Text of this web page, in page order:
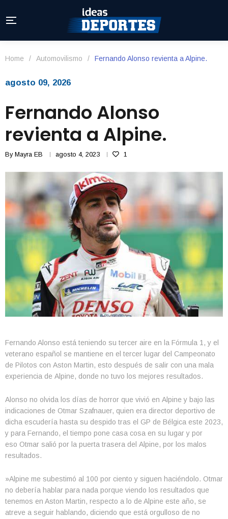
Home / Automovilismo / Fernando Alonso revienta a Alpine.
agosto 09, 2026
Fernando Alonso
revienta a Alpine.
By Mayra EB agosto 4, 2023 1
Fernando Alonso está teniendo su tercer aire en la Fórmula 1, y el
veterano español se mantiene en el tercer lugar del Campeonato
de Pilotos con Aston Martin, esto después de salir con una mala
experiencia de Alpine, donde no tuvo los mejores resultados.
Alonso no olvida los días de horror que vivió en Alpine y bajo las
indicaciones de Otmar Szafnauer, quien era director deportivo de
dicha escudería hasta su despido tras el GP de Bélgica este 2023,
y para Fernando, el tiempo pone casa cosa en su lugar y por
eso Otmar salió por la puerta trasera del Alpine, por los malos
resultados.
»Alpine me subestimó al 100 por ciento y siguen haciéndolo. Otmar
no debería hablar para nada porque viendo los resultados que
tenemos en Aston Martin, respecto a lo de Alpine este año, se
atreve a seguir hablando, diciendo que está orgulloso de no